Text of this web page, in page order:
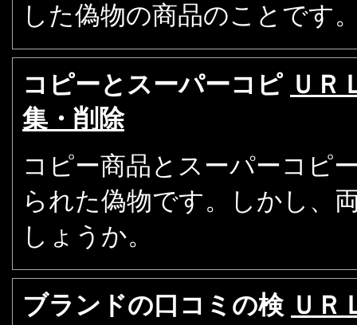
した偽物の商品のことです
コピーとスーパーコピ ＵＲ
集・削除
コピー商品とスーパーコピ
られた偽物です。しかし、
しょうか。
ブランドの口コミの検 ＵＲ